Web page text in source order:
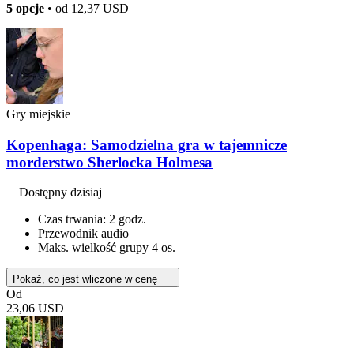
5 opcje • od 12,37 USD
Gry miejskie
Kopenhaga: Samodzielna gra w tajemnicze
morderstwo Sherlocka Holmesa
Dostępny dzisiaj
Czas trwania: 2 godz.
Przewodnik audio
Maks. wielkość grupy 4 os.
Pokaż, co jest wliczone w cenę
Od
23,06 USD